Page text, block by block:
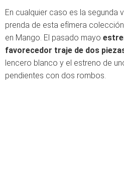
En cualquier caso es la segunda
prenda de esta efímera
en Mango. El pasado mayo
favorecedor traje de dos
lencero blanco y el estreno de
pendientes con dos rombos.